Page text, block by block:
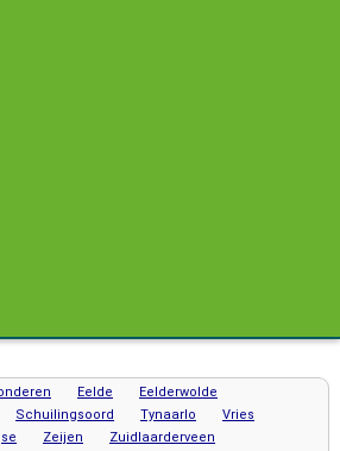
Eelde
Eelderwolde
Schuilingsoord Tynaarlo
Vries
Zeijen
Zuidlaarderveen